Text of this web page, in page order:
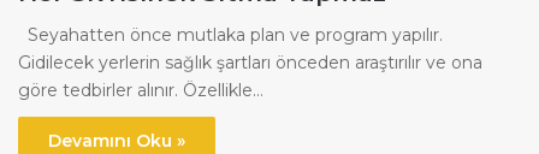
Seyahatten önce mutlaka plan ve program yapılır.
Gidilecek yerlerin sağlık şartları önceden araştırılır ve ona
göre tedbirler alınır. Özellikle…
Devamını Oku »